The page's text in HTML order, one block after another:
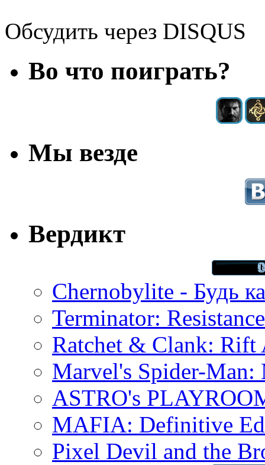
Обсудить через DISQUS
Во что поиграть?
Мы везде
Вердикт
Chernobylite - Будь
Terminator:
Ratchet & Clank: Rift
Marvel's Spider-Man:
ASTRO's
MAFIA: Definitive
Pixel Devil and the